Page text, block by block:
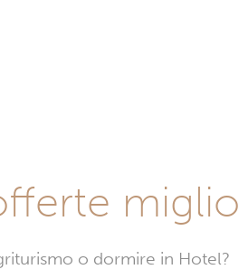
o dormire in Hotel?